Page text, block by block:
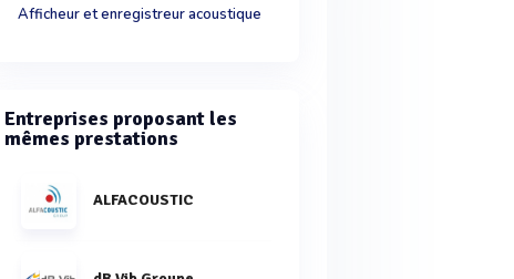
Afficheur et enregistreur acoustique
Entreprises proposant les
mêmes prestations
ALFACOUSTIC